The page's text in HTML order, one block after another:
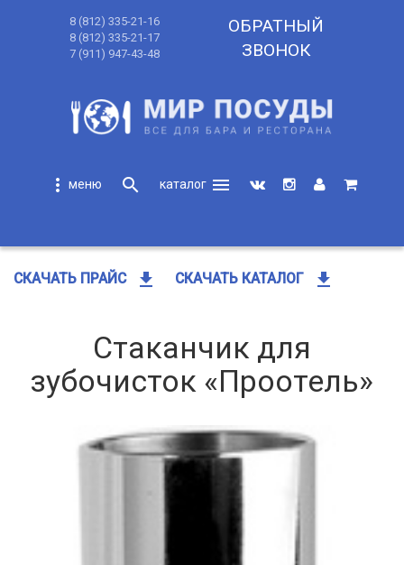
8 (812) 335-21-16
8 (812) 335-21-17
7 (911) 947-43-48
ОБРАТНЫЙ
ЗВОНОК
more_vert search
menu
СКАЧАТЬ ПРАЙС get_app СКАЧАТЬ КАТАЛОГ get_app
Стаканчик для
зубочисток «Проотель»